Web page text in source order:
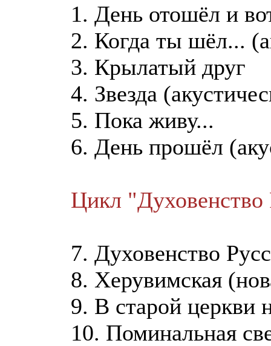
1. День отошёл и
2. Когда ты шёл...
3. Крылатый друг
4. Звезда
5. Пока живу...
6. День прошёл
Цикл "Духовенство
7. Духовенство
8. Херувимская
9. В старой церкви
10. Поминальная